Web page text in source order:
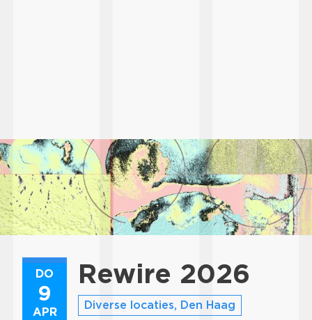
DO
9
APR
Rewire 2026
Diverse locaties, Den Haag